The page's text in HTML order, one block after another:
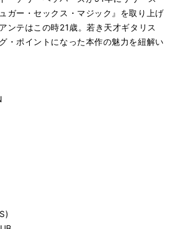
ガー・セックス・マジック』を取り上げ
ンテはこの時21歳。若き天才ギタリス
・ポイントになった本作の魅力を紐解い